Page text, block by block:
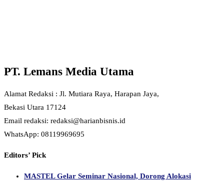
PT. Lemans Media Utama
Alamat Redaksi : Jl. Mutiara Raya, Harapan Jaya,
Bekasi Utara 17124
Email redaksi: redaksi@harianbisnis.id
WhatsApp: 08119969695
Editors’ Pick
MASTEL Gelar Seminar Nasional, Dorong Alokasi